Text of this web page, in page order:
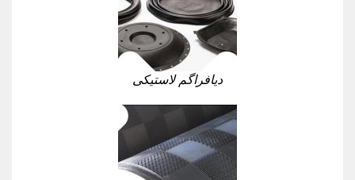
دیافراگم لاستیکی